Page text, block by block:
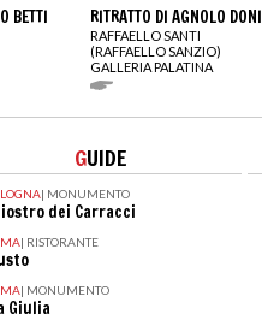
BETTI
RITRATTO DI AGNOLO DONI
RAFFAELLO SANTI
(RAFFAELLO SANZIO)
GALLERIA PALATINA
GUIDE
| MONUMENTO
dei Carracci
| RISTORANTE
| MONUMENTO
Giulia